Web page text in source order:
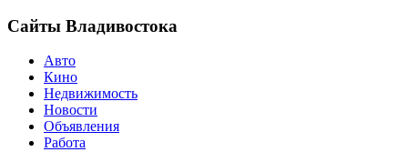
Сайты Владивостока
Авто
Кино
Недвижимость
Новости
Объявления
Работа